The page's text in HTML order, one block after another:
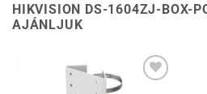
HIKVISION DS-1604ZJ-BOX-
AJÁNLJUK